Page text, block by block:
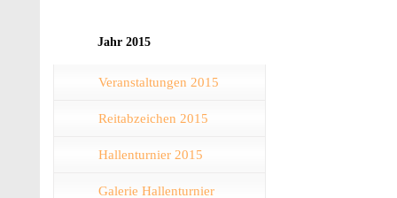
Jahr 2015
Veranstaltungen 2015
Reitabzeichen 2015
Hallenturnier 2015
Galerie Hallenturnier